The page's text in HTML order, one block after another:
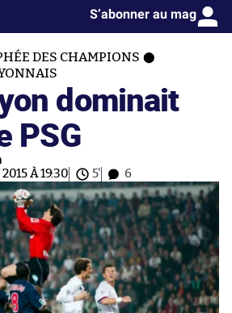
S’abonner au mag
DES CHAMPIONS
dominait
PSG
À 19:30 5' 6